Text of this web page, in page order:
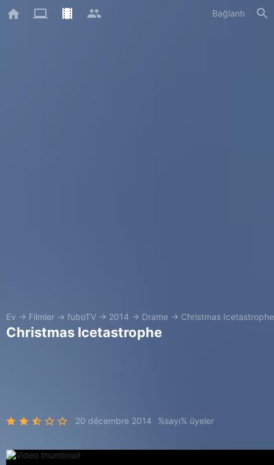
Bağlantı
Ev → Filmler → fuboTV → 2014 → Drame → Christmas Icetastrophe
Christmas Icetastrophe
20 décembre 2014 %sayı% üyeler